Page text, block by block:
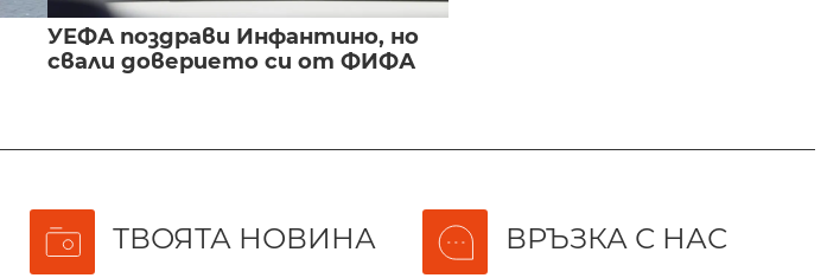
УЕФА поздрави Инфантино, но
свали доверието си от ФИФА
ТВОЯТА НОВИНА ВРЪЗКА С НАС